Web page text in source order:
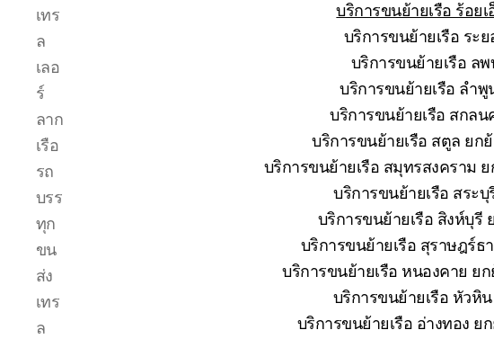
ย้าย
เรือ
โดยตรง
เพื่อ
ตอบ
โจทย์
ความ
สะดวก
และ
ได้
มาตรฐาน
การ
ยก
ย้าย
เทร
ล
เลอ
ร์
ลาก
เรือ
รถ
บรร
ทุก
ขน
ส่ง
เทร
ล
บริการขนย้ายเรือ ร้อย
บริการขนย้ายเรือ ระย
บริการขนย้ายเรือ ลพ
บริการขนย้ายเรือ ลำพู
บริการขนย้ายเรือ สกลน
บริการขนย้ายเรือ สตูล ยกย้
บริการขนย้ายเรือ สมุทรสงคราม ย
บริการขนย้ายเรือ สระบุ
บริการขนย้ายเรือ สิงห์บุรี
บริการขนย้ายเรือ สุราษฎร์ธ
บริการขนย้ายเรือ หนองคาย ยก
บริการขนย้ายเรือ หัวหิน
บริการขนย้ายเรือ อ่างทอง ย